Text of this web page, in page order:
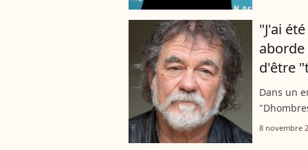
"J'ai
d'être
Dans un
Olivier
8 novembre